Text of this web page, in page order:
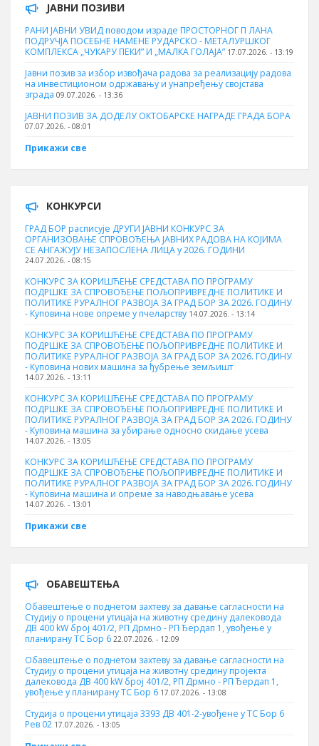
ЈАВНИ ПОЗИВИ
РАНИ ЈАВНИ УВИД поводом израде ПРОСТОРНОГ П ЛАНА
ПОДРУЧЈА ПОСЕБНЕ НАМЕНЕ РУДАРСКО - МЕТАЛУРШКОГ
КОМПЛЕКСА „ЧУКАРУ ПЕКИ” И „МАЛКА ГОЛАЈА” 17.07.2026. - 13:19
Јавни позив за избор извођача радова за реализацију радова
на инвестиционом одржавању и унапређењу својстава
зграда 09.07.2026. - 13:36
ЈАВНИ ПОЗИВ ЗА ДОДЕЛУ ОКТOБАРСКЕ НАГРАДЕ ГРАДА БОРА
07.07.2026. - 08:01
Прикажи све
КОНКУРСИ
ГРАД БОР расписује ДРУГИ ЈАВНИ КОНКУРС ЗА
ОРГАНИЗОВАЊЕ СПРОВОЂЕЊА ЈАВНИХ РАДОВА НА КОЈИМА
СЕ АНГАЖУЈУ НЕЗАПОСЛЕНА ЛИЦА у 2026. ГОДИНИ
24.07.2026. - 08:15
КОНКУРС ЗА КОРИШЋЕЊЕ СРЕДСТАВА ПО ПРОГРАМУ
ПОДРШКЕ ЗА СПРОВОЂЕЊЕ ПОЉОПРИВРЕДНЕ ПОЛИТИКЕ И
ПОЛИТИКЕ РУРАЛНОГ РАЗВОЈА ЗА ГРАД БОР ЗА 2026. ГОДИНУ
- Куповина нове опреме у пчеларству 14.07.2026. - 13:14
КОНКУРС ЗА КОРИШЋЕЊЕ СРЕДСТАВА ПО ПРОГРАМУ
ПОДРШКЕ ЗА СПРОВОЂЕЊЕ ПОЉОПРИВРЕДНЕ ПОЛИТИКЕ И
ПОЛИТИКЕ РУРАЛНОГ РАЗВОЈА ЗА ГРАД БОР ЗА 2026. ГОДИНУ
- Куповина нових машина за ђубрење земљишт
14.07.2026. - 13:11
КОНКУРС ЗА КОРИШЋЕЊЕ СРЕДСТАВА ПО ПРОГРАМУ
ПОДРШКЕ ЗА СПРОВОЂЕЊЕ ПОЉОПРИВРЕДНЕ ПОЛИТИКЕ И
ПОЛИТИКЕ РУРАЛНОГ РАЗВОЈА ЗА ГРАД БОР ЗА 2026. ГОДИНУ
- Куповинa машина за убирање односно скидање усева
14.07.2026. - 13:05
КОНКУРС ЗА КОРИШЋЕЊЕ СРЕДСТАВА ПО ПРОГРАМУ
ПОДРШКЕ ЗА СПРОВОЂЕЊЕ ПОЉОПРИВРЕДНЕ ПОЛИТИКЕ И
ПОЛИТИКЕ РУРАЛНОГ РАЗВОЈА ЗА ГРАД БОР ЗА 2026. ГОДИНУ
- Куповина машина и опреме за наводњавање усева
14.07.2026. - 13:01
Прикажи све
ОБАВЕШТЕЊА
Обавештење о поднетом захтеву за давање сагласности на
Студију о процени утицаја на животну средину далековода
ДВ 400 kW број 401/2, РП Дрмно - РП Ђердап 1, увођење у
планирану ТС Бор 6 22.07.2026. - 12:09
Обавештење о поднетом захтеву за давање сагласности на
Студију о процени утицаја на животну средину пројекта
далековода ДВ 400 kW број 401/2, РП Дрмно - РП Ђердап 1,
увођење у планирану ТС Бор 6 17.07.2026. - 13:08
Студија о процени утицаја 3393 ДВ 401-2-увођене у ТС Бор 6
Рев 02 17.07.2026. - 13:05